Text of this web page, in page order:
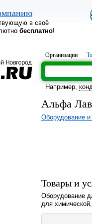
в своё
бесплатно!
Организации
Например,
Альфа
Оборудование
Товары и
Оборудование
для